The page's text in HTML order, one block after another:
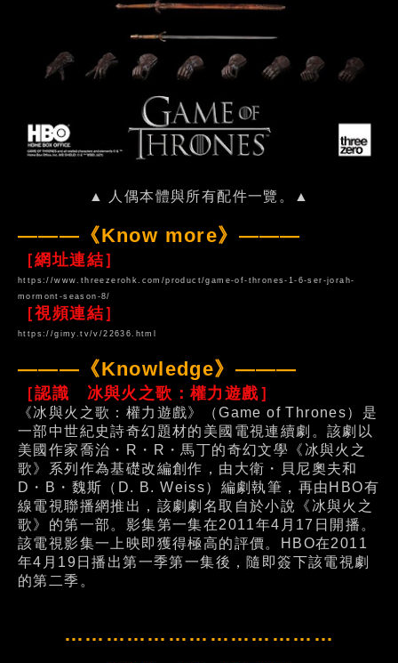
▲ 人偶本體與所有配件一覽。▲
———《Know more》———
［網址連結］
https://www.threezerohk.com/product/game-of-thrones-1-6-ser-jorah-
mormont-season-8/
［視頻連結］
https://gimy.tv/v/22636.html
———《Knowledge》———
［認識 冰與火之歌：權力遊戲］
《冰與火之歌：權力遊戲》（Game of Thrones）是
一部中世紀史詩奇幻題材的美國電視連續劇。該劇以
美國作家喬治・R・R・馬丁的奇幻文學《冰與火之
歌》系列作為基礎改編創作，由大衛・貝尼奧夫和
D・B・魏斯（D. B. Weiss）編劇執筆，再由HBO有
線電視聯播網推出，該劇劇名取自於小說《冰與火之
歌》的第一部。影集第一集在2011年4月17日開播。
該電視影集一上映即獲得極高的評價。HBO在2011
年4月19日播出第一季第一集後，隨即簽下該電視劇
的第二季。
…………………………………